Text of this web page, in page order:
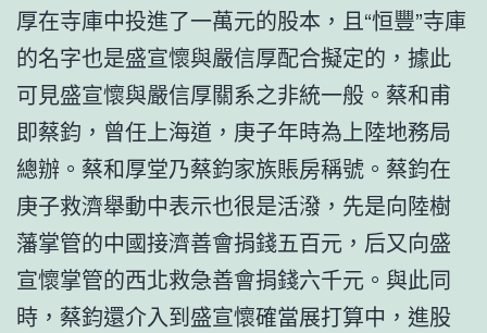
厚在寺庫中投進了一萬元的股本，且“恒豐”寺庫
的名字也是盛宣懷與嚴信厚配合擬定的，據此
可見盛宣懷與嚴信厚關系之非統一般。蔡和甫
即蔡鈞，曾任上海道，庚子年時為上陸地務局
總辦。蔡和厚堂乃蔡鈞家族賬房稱號。蔡鈞在
庚子救濟舉動中表示也很是活潑，先是向陸樹
藩掌管的中國接濟善會捐錢五百元，后又向盛
宣懷掌管的西北救急善會捐錢六千元。與此同
時，蔡鈞還介入到盛宣懷確當展打算中，進股